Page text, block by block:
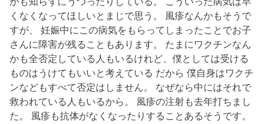
くなくなってほしいとまじで思う。 風疹なんかもそうで
すが、 妊娠中にこの病気をもらってしまったことでお子
さんに障害が残ることもあります。 たまにワクチンなん
かも全否定している人もいるけれど、僕としては受ける
ものはうけてもいいと考えている だから 僕自身はワクチ
ンなどもすべて否定はしません。 なぜなら中にはそれで
救われている人もいるから。 風疹の注射も去年打ちまし
た。 風疹も抗体がなくなったりすることあるそうです。